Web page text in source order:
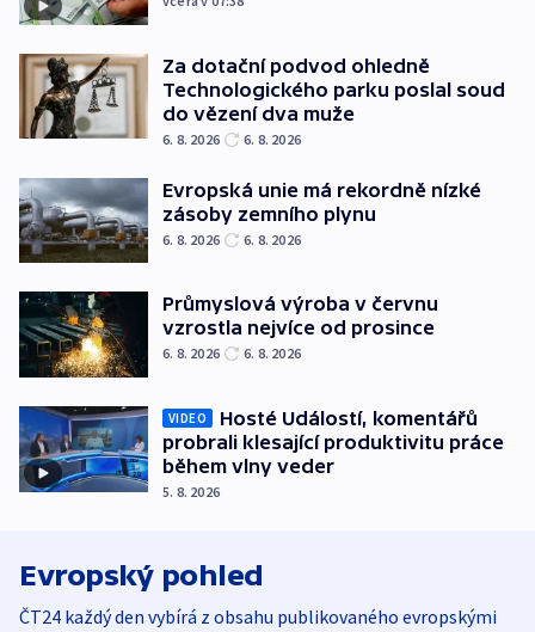
Za dotační podvod ohledně
Technologického parku poslal soud
do vězení dva muže
6. 8. 2026 6. 8. 2026
Evropská unie má rekordně nízké
zásoby zemního plynu
6. 8. 2026 6. 8. 2026
Průmyslová výroba v červnu
vzrostla nejvíce od prosince
6. 8. 2026 6. 8. 2026
VIDEO
Hosté Událostí, komentářů
probrali klesající produktivitu práce
během vlny veder
5. 8. 2026
Evropský pohled
ČT24 každý den vybírá z obsahu publikovaného evropskými